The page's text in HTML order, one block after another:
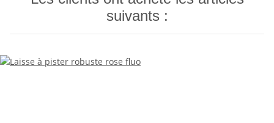
suivants :